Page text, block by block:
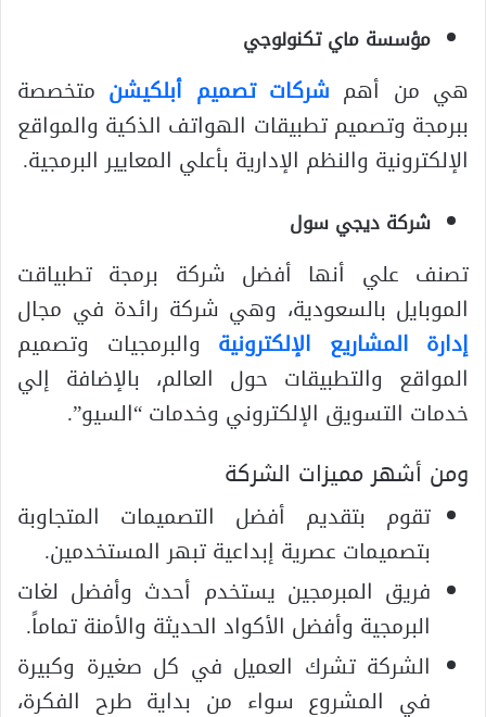
مؤسسة ماي تكنولوجي
هي من أهم شركات تصميم أبلكيشن متخصصة
ببرمجة وتصميم تطبيقات الهواتف الذكية والمواقع
الإلكترونية والنظم الإدارية بأعلي المعايير البرمجية.
شركة ديجي سول
تصنف علي أنها أفضل شركة برمجة تطبياقت
الموبايل بالسعودية، وهي شركة رائدة في مجال
إدارة المشاريع الإلكترونية والبرمجيات وتصميم
المواقع والتطبيقات حول العالم، بالإضافة إلي
خدمات التسويق الإلكتروني وخدمات “السيو”.
ومن أشهر مميزات الشركة
تقوم بتقديم أفضل التصميمات المتجاوبة
بتصميمات عصرية إبداعية تبهر المستخدمين.
فريق المبرمجين يستخدم أحدث وأفضل لغات
البرمجية وأفضل الأكواد الحديثة والأمنة تماماً.
الشركة تشرك العميل في كل صغيرة وكبيرة
في المشروع سواء من بداية طرح الفكرة،